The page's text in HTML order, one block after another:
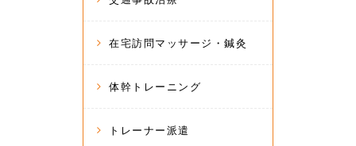
在宅訪問マッサージ・鍼灸
体幹トレーニング
トレーナー派遣